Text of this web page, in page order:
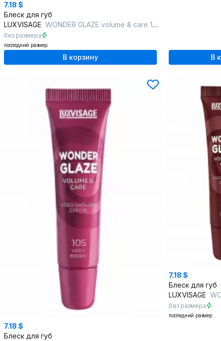
7.18 $
Блеск для губ
LUXVISAGE WONDER GLAZE volume & care 101 COTTON CANDY
без размера
последний размер
В корзину В
7.18 $
Блеск для губ
7.18 $
Блеск для губ
LUXVISAGE
без размера
последний размер